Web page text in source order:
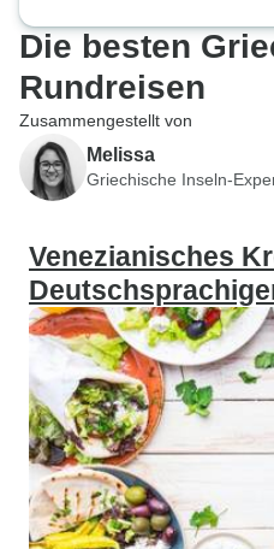
Die besten
Rundreisen
Zusammengestellt von
Melissa
Griechische Inseln-
Venezianisches